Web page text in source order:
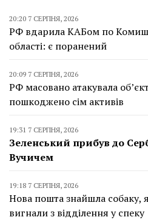
20:20 7 СЕРПНЯ, 2026
РФ вдарила КАБом по
області: є поранений
20:09 7 СЕРПНЯ, 2026
РФ масовано атакувала
пошкоджено сім активів
19:31 7 СЕРПНЯ, 2026
Зеленський прибув до
Вучичем
19:18 7 СЕРПНЯ, 2026
Нова пошта знайшла собаку,
вигнали з відділення у спеку